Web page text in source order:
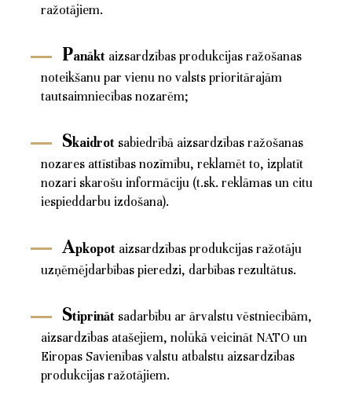
ražotājiem.
panākt aizsardzības produkcijas ražošanas
noteikšanu par vienu no valsts prioritārajām
tautsaimniecības nozarēm;
skaidrot sabiedrībā aizsardzības ražošanas
nozares attīstības nozīmību, reklamēt to, izplatīt
nozari skarošu informāciju (t.sk. reklāmas un citu
iespieddarbu izdošana).
apkopot aizsardzības produkcijas ražotāju
uzņēmējdarbības pieredzi, darbības rezultātus.
stiprināt sadarbību ar ārvalstu vēstniecībām,
aizsardzības atašejiem, nolūkā veicināt NATO un
Eiropas Savienības valstu atbalstu aizsardzības
produkcijas ražotājiem.